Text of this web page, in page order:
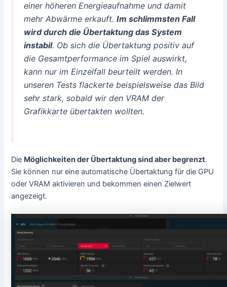
einer höheren Energieaufnahme und damit
mehr Abwärme erkauft.Im schlimmsten Fall
wird durch die Übertaktung das System
instabil. Ob sich die Übertaktung positiv auf
die Gesamtperformance im Spiel auswirkt,
kann nur im Einzelfall beurteilt werden. In
unseren Tests flackerte beispielsweise das Bild
sehr stark, sobald wir den VRAM der
Grafikkarte übertakten wollten.
Die Möglichkeiten der Übertaktung sind aber begrenzt.
Sie können nur eine automatische Übertaktung für die GPU
oder VRAM aktivieren und bekommen einen Zielwert
angezeigt.